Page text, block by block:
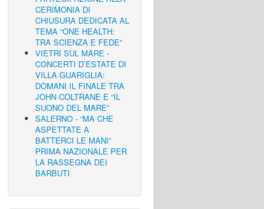
CERIMONIA DI
CHIUSURA DEDICATA AL
TEMA “ONE HEALTH:
TRA SCIENZA E FEDE”
VIETRI SUL MARE -
CONCERTI D’ESTATE DI
VILLA GUARIGLIA:
DOMANI IL FINALE TRA
JOHN COLTRANE E “IL
SUONO DEL MARE”
SALERNO - “MA CHE
ASPETTATE A
BATTERCI LE MANI”
PRIMA NAZIONALE PER
LA RASSEGNA DEI
BARBUTI